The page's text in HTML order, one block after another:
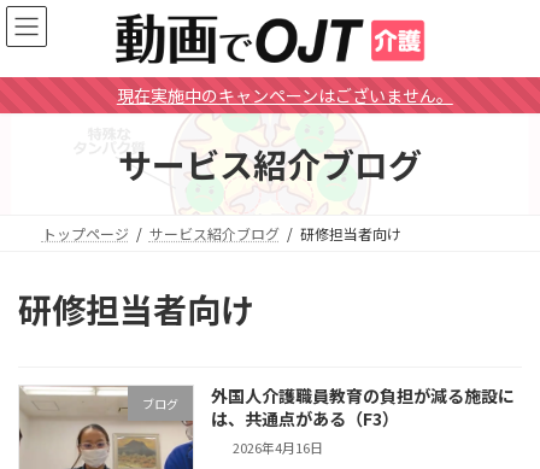
コ
ン
ン
ツ
ナ
ビ
ー
シ
現在実施中のキャンペーンはございません。
サービス紹介ブログ
トップページ サービス紹介ブログ 研修担当者向け
研修担当者向け
ブログ
外国人介護職員教育の負担が減る施設に
は、共通点がある（F3）
2026年4月16日